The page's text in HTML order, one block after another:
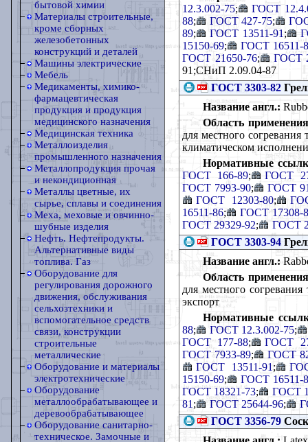
бытовой химии
Материалы строительные,
кроме сборных
железобетонных
конструкций и деталей
Машины электрические
Мебель
Медикаменты, химико-
фармацевтическая
продукция и продукция
медицинского назначения
Медицинская техника
Металлоизделия
промышленного назначения
Металлопродукция прочая
и некондиционная
Металлы цветные, их
сырье, сплавы и соединения
Меха, меховые и овчинно-
шубные изделия
Нефть. Нефтепродукты.
Альтернативные виды
топлива. Газ
Оборудование для
регулирования дорожного
движения, обслуживания
сельхозтехники и
вспомогательное средств
связи, конструкции
строительные
металлические
Оборудование и материалы
электротехнические
Оборудование
металлообрабатывающее и
деревообрабатывающее
Оборудование санитарно-
техническое. Замочные и
12.3.002-75;
ГОСТ
88; ГОСТ 427-75;
89; ГОСТ 13511-91 ;
15150-69;
ГОСТ 16511-
ГОСТ 21650-76;
ГОСТ
91;СНиП 2.09.04-87
ГОСТ 3303-82
Название англ.:
Область
для местного
климатическом
Нормативные
ГОСТ 166-89;
ГОСТ
ГОСТ 7993-90;
ГОСТ
ГОСТ 12303-80;
16511-86;
ГОСТ 17308-
ГОСТ 29329-92;
ГОСТ
ГОСТ 3303-94
Название англ.:
Область
для местного
экспорт
Нормативные
88; ГОСТ 12.3.002-75;
ГОСТ 177-88;
ГОСТ
ГОСТ 7933-89;
ГОСТ
ГОСТ 13511-91 ;
15150-69;
ГОСТ 16511-
ГОСТ 18321-73;
ГОСТ
81 ; ГОСТ 25644-96;
ГОСТ 3356-79